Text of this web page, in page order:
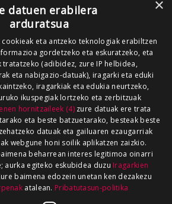
×
datuen erabilera
arduratsua
cookieak eta antzeko teknologiak erabiltzen
gordetzeko eta eskuratzeko, eta
(adibidez, zure IP helbidea,
eta nabigazio-datuak), iragarki eta eduki
iragarkiak eta edukia neurtzeko,
ikuspegiak lortzeko eta zerbitzuak
hornitzaileek (4)zure datuak ere trata
eta beste batzuetarako, besteak beste
datuak eta gailuaren ezaugarriak
webgune honi soilik aplikatzen zaizkio.
beharrean interes legitimoa oinarri
aurka egiteko eskubidea duzu Iragarkien
baimena edozein unetan ken dezakezu
atalean. Pribatutasun-politika